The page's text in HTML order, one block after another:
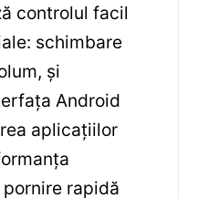
controlul facil
schimbare
și
Android
aplicațiilor
rapidă